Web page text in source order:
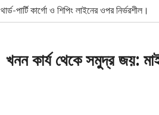
থার্ড-পার্টি কার্গো ও শিপিং লাইনের ওপর নির্ভরশীল।
খনন কার্য থেকে সমুদ্র জয়: